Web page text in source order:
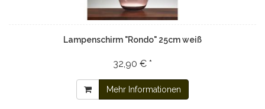
Lampenschirm "Rondo" 25cm weiß
32,90 € *
Mehr Informationen